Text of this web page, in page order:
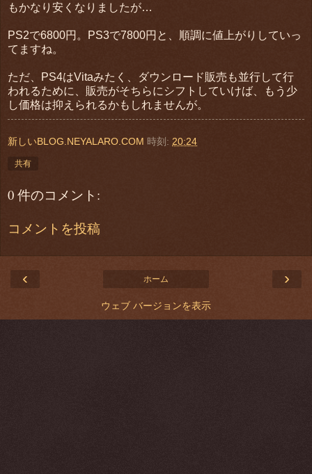
もかなり安くなりましたが…
PS2で6800円。PS3で7800円と、順調に値上がりしていっ
てますね。
ただ、PS4はVitaみたく、ダウンロード販売も並行して行
われるために、販売がそちらにシフトしていけば、もう少
し価格は抑えられるかもしれませんが。
新しいBLOG.NEYALARO.COM 時刻: 20:24
共有
0 件のコメント:
コメントを投稿
‹ ›
ホーム
ウェブ バージョンを表示